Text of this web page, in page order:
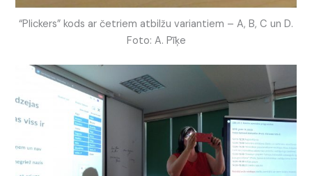
“Plickers” kods ar četriem atbilžu variantiem – A, B, C un D.
Foto: A. Pīķe